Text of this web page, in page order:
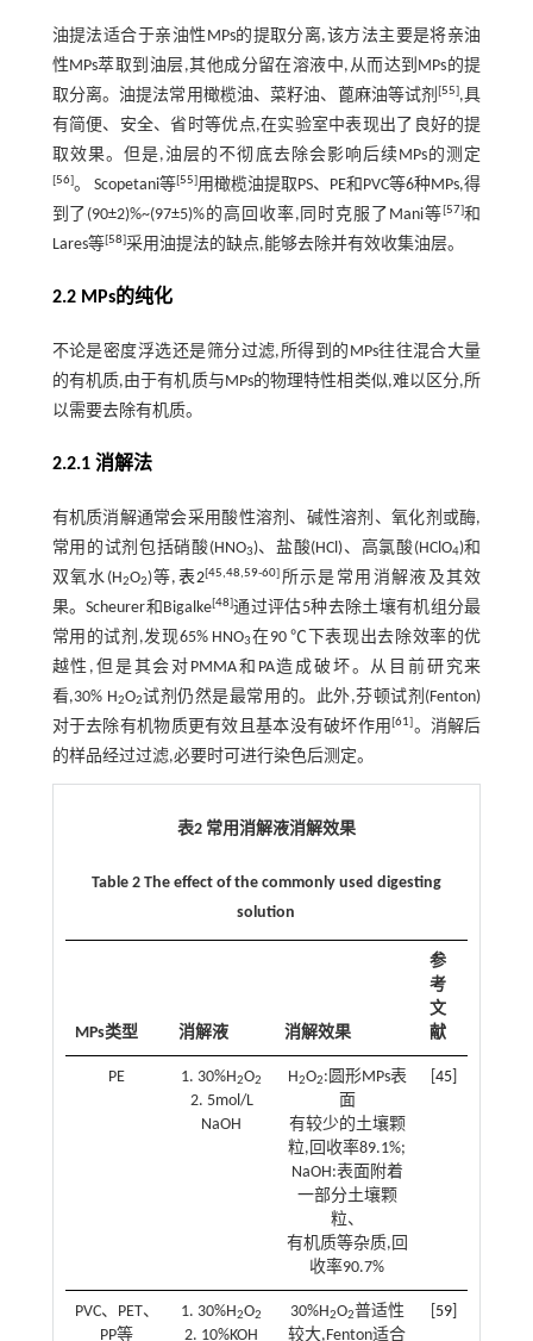
油提法适合于亲油性MPs的提取分离,该方法主要是将亲油
性MPs萃取到油层,其他成分留在溶液中,从而达到MPs的提
取分离。油提法常用橄榄油、菜籽油、蓖麻油等试剂[55],具
有简便、安全、省时等优点,在实验室中表现出了良好的提
取效果。但是,油层的不彻底去除会影响后续MPs的测定
[56]。 Scopetani等[55]用橄榄油提取PS、PE和PVC等6种MPs,得
到了(90±2)%~(97±5)%的高回收率,同时克服了Mani等[57]和
Lares等[58]采用油提法的缺点,能够去除并有效收集油层。
2.2 MPs的纯化
不论是密度浮选还是筛分过滤,所得到的MPs往往混合大量
的有机质,由于有机质与MPs的物理特性相类似,难以区分,所
以需要去除有机质。
2.2.1 消解法
有机质消解通常会采用酸性溶剂、碱性溶剂、氧化剂或酶,
常用的试剂包括硝酸(HNO3)、盐酸(HCl)、高氯酸(HClO4)和
双氧水(H2O2)等, 表2[45,48,59-60] 所示是常用消解液及其效
果。Scheurer和Bigalke[48]通过评估5种去除土壤有机组分最
常用的试剂,发现65% HNO3在90 ℃下表现出去除效率的优
越性,但是其会对PMMA和PA造成破坏。从目前研究来
看,30% H2O2试剂仍然是最常用的。此外,芬顿试剂(Fenton)
对于去除有机物质更有效且基本没有破坏作用[61]。消解后
的样品经过过滤,必要时可进行染色后测定。
表2 常用消解液消解效果
Table 2 The effect of the commonly used digesting
solution
MPs类型 消解液 消解效果
参
考
文
献
PE 1. 30%H2O2
2. 5mol/L
NaOH
H2O2:圆形MPs表
面
有较少的土壤颗
粒,回收率89.1%;
NaOH:表面附着
一部分土壤颗
粒、
有机质等杂质,回
收率90.7%
45]
PVC、PET、
PP等
1. 30%H2O2
2. 10%KOH
30%H2O2普适性
较大,Fenton适合
59]